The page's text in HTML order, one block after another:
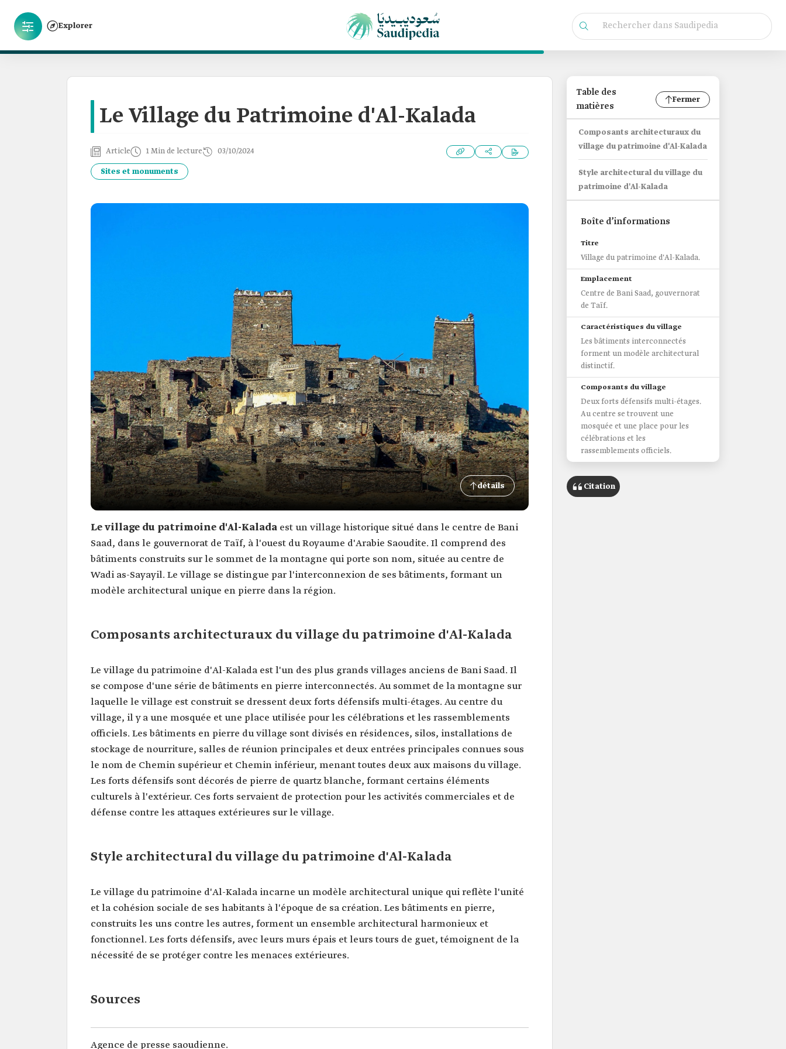
Explorer
Le Village du Patrimoine d'Al-Kalada
Article 1 Min de lecture 03/10/2024
Sites et monuments
détails
Le village du patrimoine d'Al-Kalada est un village historique situé dans le centre de Bani
Saad, dans le gouvernorat de Taïf, à l'ouest du Royaume d'Arabie Saoudite. Il comprend des
bâtiments construits sur le sommet de la montagne qui porte son nom, située au centre de
Wadi as-Sayayil. Le village se distingue par l'interconnexion de ses bâtiments, formant un
modèle architectural unique en pierre dans la région.
Composants architecturaux du village du patrimoine d'Al-Kalada
Le village du patrimoine d'Al-Kalada est l'un des plus grands villages anciens de Bani Saad. Il
se compose d'une série de bâtiments en pierre interconnectés. Au sommet de la montagne sur
laquelle le village est construit se dressent deux forts défensifs multi-étages. Au centre du
village, il y a une mosquée et une place utilisée pour les célébrations et les rassemblements
officiels. Les bâtiments en pierre du village sont divisés en résidences, silos, installations de
stockage de nourriture, salles de réunion principales et deux entrées principales connues sous
le nom de Chemin supérieur et Chemin inférieur, menant toutes deux aux maisons du village.
Les forts défensifs sont décorés de pierre de quartz blanche, formant certains éléments
culturels à l'extérieur. Ces forts servaient de protection pour les activités commerciales et de
défense contre les attaques extérieures sur le village.
Style architectural du village du patrimoine d'Al-Kalada
Le village du patrimoine d'Al-Kalada incarne un modèle architectural unique qui reflète l'unité
et la cohésion sociale de ses habitants à l'époque de sa création. Les bâtiments en pierre,
construits les uns contre les autres, forment un ensemble architectural harmonieux et
fonctionnel. Les forts défensifs, avec leurs murs épais et leurs tours de guet, témoignent de la
nécessité de se protéger contre les menaces extérieures.
Sources
Agence de presse saoudienne.
Table des
matières
Fermer
Composants architecturaux du
village du patrimoine d'Al-Kalada
Style architectural du village du
patrimoine d'Al-Kalada
Boîte d’informations
Titre
Village du patrimoine d'Al-Kalada.
Emplacement
Centre de Bani Saad, gouvernorat
de Taïf.
Caractéristiques du village
Les bâtiments interconnectés
forment un modèle architectural
distinctif.
Composants du village
Deux forts défensifs multi-étages.
Au centre se trouvent une
mosquée et une place pour les
célébrations et les
rassemblements officiels.
Citation